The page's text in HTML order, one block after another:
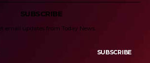
SUBSCRIBE
email updates from Today News.
SUBSCRIBE